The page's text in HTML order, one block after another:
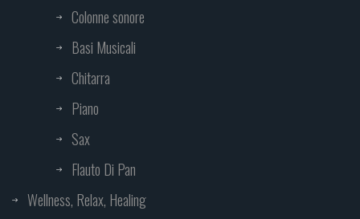
Colonne sonore
Basi Musicali
Chitarra
Piano
Sax
Flauto Di Pan
Wellness, Relax, Healing